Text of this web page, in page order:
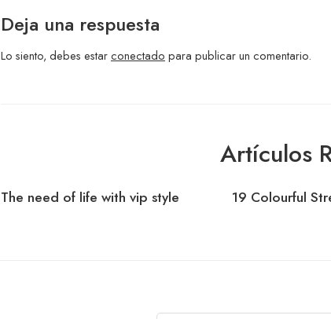
Deja una respuesta
Lo siento, debes estarconectado para publicar un comentario.
Artículos
The need of life with vip style 19 Colourful